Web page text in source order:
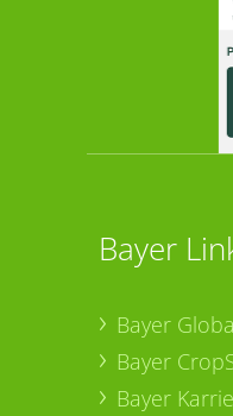
Bayer
Bayer
Bayer
Bayer